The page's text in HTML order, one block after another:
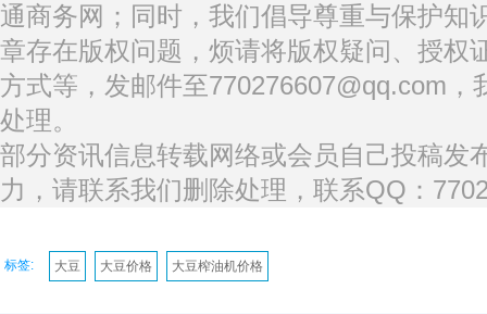
通商务网；同时，我们倡导尊重与保护知
章存在版权问题，烦请将版权疑问、授权
方式等，发邮件至770276607@qq.com，
处理。
部分资讯信息转载网络或会员自己投稿发
力，请联系我们删除处理，联系QQ：
标签: 大豆 大豆价格 大豆榨油机价格